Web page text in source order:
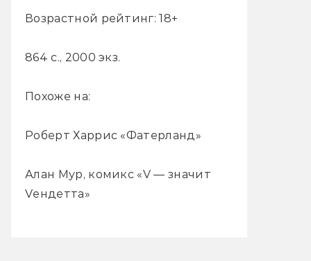
Возрастной рейтинг: 18+
864 с., 2000 экз.
Похоже на:
Роберт Харрис «Фатерланд»
Алан Мур, комикс «V — значит
Vендетта»